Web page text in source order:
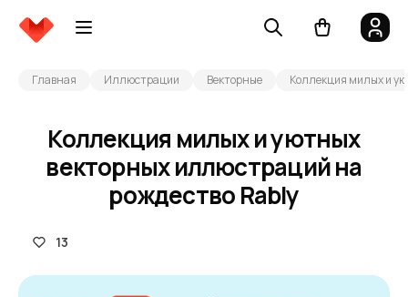
Главная Иллюстрации Векторные Коллекция милых и
Коллекция милых и уютных
векторных иллюстраций на
рождество Rably
13